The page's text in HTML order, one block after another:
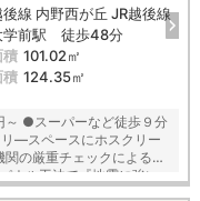
後線 内野西が丘 JR越後線
学前駅 徒歩48分
積 101.02㎡
積 124.35㎡
～ ●スーパーなど徒歩９分
―スペースにホスクリー
ネル工法で『地震に強い